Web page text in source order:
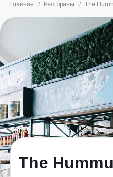
Главная / Рестораны / The
The